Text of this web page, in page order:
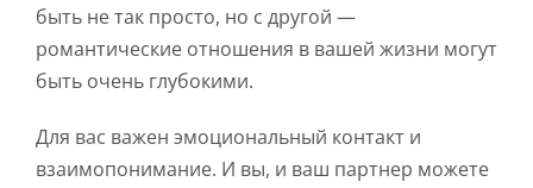
быть не так просто, но с другой —
романтические отношения в вашей жизни могут
быть очень глубокими.
Для вас важен эмоциональный контакт и
взаимопонимание. И вы, и ваш партнер можете